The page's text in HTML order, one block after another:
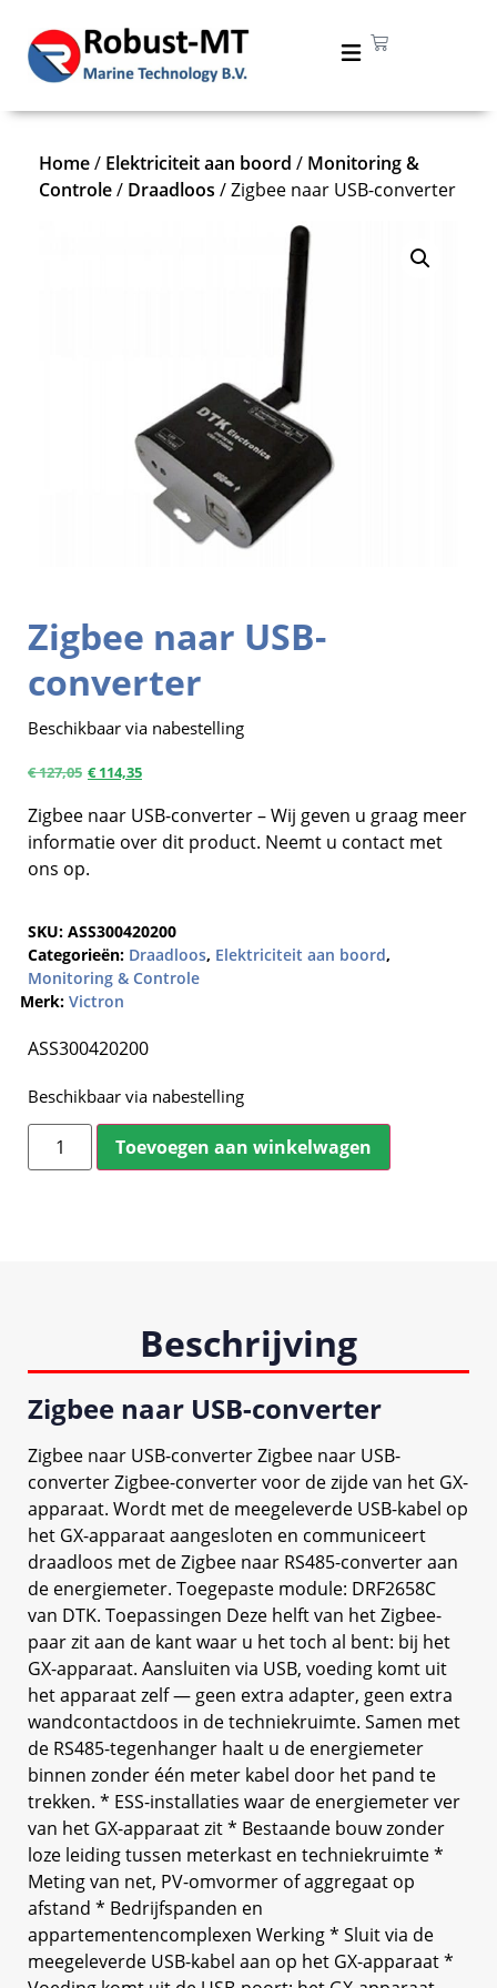
Zigbee naar USB-
converter
Beschikbaar via nabestelling
€127,05 €114,35
Zigbee naar USB-converter – Wij geven u graag meer
informatie over dit product. Neemt u contact met
ons op.
SKU: ASS300420200
Categorieën: Draadloos, Elektriciteit aan boord,
Monitoring & Controle
Merk: Victron
ASS300420200
Beschikbaar via nabestelling
Toevoegen aan winkelwagen
Home/ Elektriciteit aan boord / Monitoring &
Controle/ Draadloos / Zigbee naar USB-converter
Beschrijving
Zigbee naar USB-converter
Zigbee naar USB-converter Zigbee naar USB-
converter Zigbee-converter voor de zijde van het GX-
apparaat. Wordt met de meegeleverde USB-kabel op
het GX-apparaat aangesloten en communiceert
draadloos met de Zigbee naar RS485-converter aan
de energiemeter. Toegepaste module: DRF2658C
van DTK. Toepassingen Deze helft van het Zigbee-
paar zit aan de kant waar u het toch al bent: bij het
GX-apparaat. Aansluiten via USB, voeding komt uit
het apparaat zelf — geen extra adapter, geen extra
wandcontactdoos in de techniekruimte. Samen met
de RS485-tegenhanger haalt u de energiemeter
binnen zonder één meter kabel door het pand te
trekken. * ESS-installaties waar de energiemeter ver
van het GX-apparaat zit * Bestaande bouw zonder
loze leiding tussen meterkast en techniekruimte *
Meting van net, PV-omvormer of aggregaat op
afstand * Bedrijfspanden en
appartementencomplexen Werking * Sluit via de
meegeleverde USB-kabel aan op het GX-apparaat *